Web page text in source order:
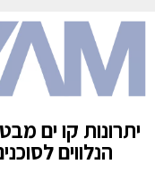
יתרונות קו ים
הנלווים